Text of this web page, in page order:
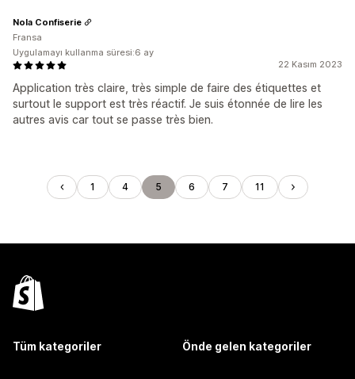
22 Kasım 2023
Application très claire, très simple de faire des étiquettes et
surtout le support est très réactif. Je suis étonnée de lire les
autres avis car tout se passe très bien.
Nola Confiserie
Fransa
Uygulamayı kullanma süresi:6 ay
1 4 5 6 7 11
Tüm kategoriler Önde gelen kategoriler